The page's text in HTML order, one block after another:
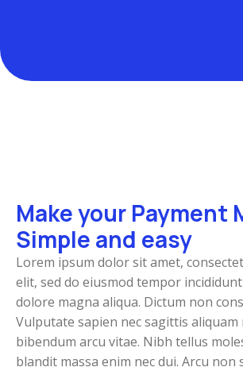
Make your Payment
Simple and easy
Lorem ipsum dolor sit amet,
elit, sed do eiusmod tempor
dolore magna aliqua. Dictum non
Vulputate sapien nec sagittis aliquam
bibendum arcu vitae. Nibh tellus
blandit massa enim nec dui. Arcu non